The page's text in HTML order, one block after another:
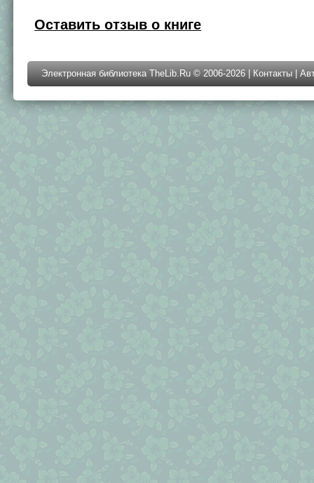
Оставить отзыв о книге
Электронная библиотека TheLib.Ru © 2006-2026 | Контакты |